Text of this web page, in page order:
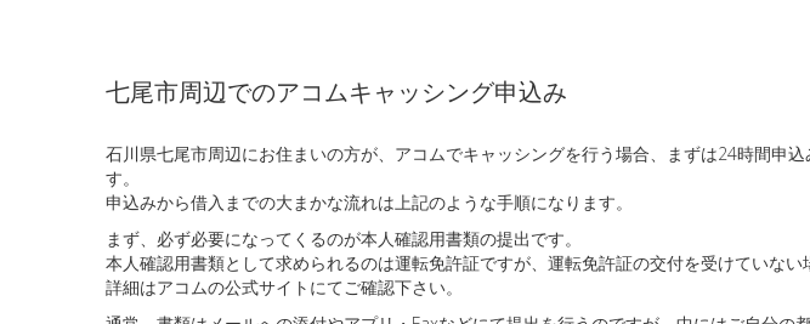
七尾市周辺でのアコムキャッシング申込み
石川県七尾市周辺にお住まいの方が、アコムでキャッシングを行う場合、まずは24時間申
す。
申込みから借入までの大まかな流れは上記のような手順になります。
まず、必ず必要になってくるのが本人確認用書類の提出です。
本人確認用書類として求められるのは運転免許証ですが、運転免許証の交付を受けていない
詳細はアコムの公式サイトにてご確認下さい。